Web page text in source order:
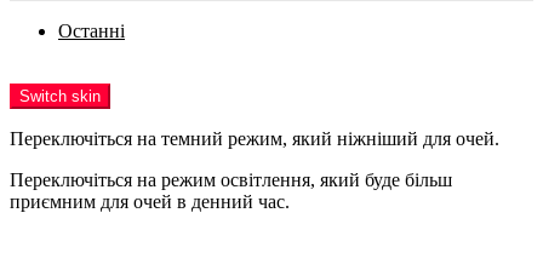
Останні
Switch skin
Переключіться на темний режим, який ніжніший для очей.
Переключіться на режим освітлення, який буде більш
приємним для очей в денний час.